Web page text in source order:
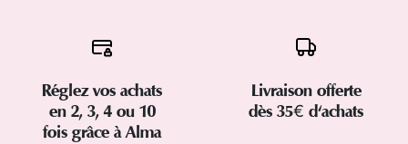
Réglez vos achats
en 2, 3, 4 ou 10
fois grâce à Alma
Livraison offerte
dès 35€ d'achats